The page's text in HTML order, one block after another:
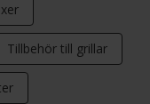
Tillbehör till grillar